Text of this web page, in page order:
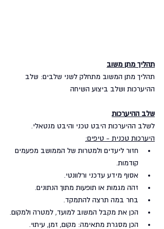
תהליך מתן משוב
תהליך מתן המשוב מתחלק לשני שלבים: שלב
ההיערכות ושלב ביצוע השיחה
שלב ההיערכות
לשלב ההיערכות היבט טכני והיבט מנטאלי.
היערכות טכנית - טיפים:
חזור ליעדים ולמטרות של הממושב מפעמים
קודמות.
אסוף מידע עדכני ורלוונטי.
זהה מגמות או תופעות מתוך הנתונים.
בחר במה תרצה להתמקד.
הכן את מקבל המשוב למועד, למטרה ולמקום.
הכן מסגרת מתאימה: מקום, זמן, עיתוי.